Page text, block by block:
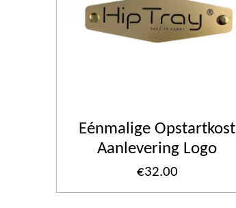
Eénmalige Opstartkost
Aanlevering Logo
€32.00